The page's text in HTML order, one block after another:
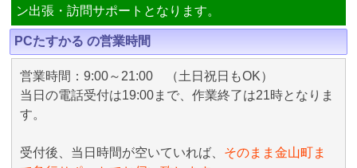
ン出張・訪問サポートとなります。
PCたすかる の営業時間
営業時間：9:00～21:00 （土日祝日もOK）
当日の電話受付は19:00まで、作業終了は21時となりま
す。
受付後、当日時間が空いていれば、 そのまま金山町ま